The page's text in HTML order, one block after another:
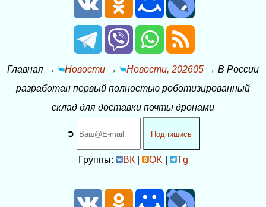
Главная → Новости → Новости, 202605 → В России
разработан первый полностью роботизированный
склад для доставки почты дронами
➲ Подпишись
Группы: ВК| OK Tg